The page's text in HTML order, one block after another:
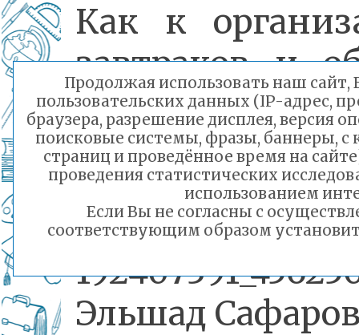
Как к
завтраков и
читинских
расскажет
(https://vk.com/
Эльшад
Продолжая использовать наш сайт,
пользовательских данных (IP-адрес,
браузера, разрешение дисплея, версия
поисковые системы, фразы, баннеры,
страниц и проведённое время на
проведения статистических
использованием
Если Вы не согласны с
соответствующим образом